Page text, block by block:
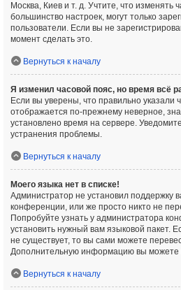
Москва, Киев и т. д. Учтите, что изменять
большинство настроек, могут только
пользователи. Если вы не
момент сделать это.
Вернуться к началу
Я изменил часовой пояс, но время всё
Если вы уверены, что правильно указали
отображается по-прежнему неверное,
установлено время на сервере.
устранения проблемы.
Вернуться к началу
Моего языка нет в списке!
Администратор не установил поддержку
конференции, или же просто никто не
Попробуйте узнать у администратора
установить нужный вам языковой пакет.
не существует, то вы сами можете
Дополнительную информацию вы можете
Вернуться к началу